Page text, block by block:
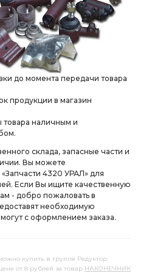
АЗ УРАЛ
i=6,77
с БМКД
а/м 4х4 АЗ УРАЛ
АЗ УРАЛ
К ШИННОМУ
АЗ УРАЛ
до момента передачи товара
продукции в магазин
наличным и
склада, запасные части и
Вы можете
4320 УРАЛ» для
Если Вы ищите качественную
- добро пожаловать в
необходимую
с оформлением заказа.
купить в группе Редуктор
от 8 рублей за товар НАКОНЕЧНИК